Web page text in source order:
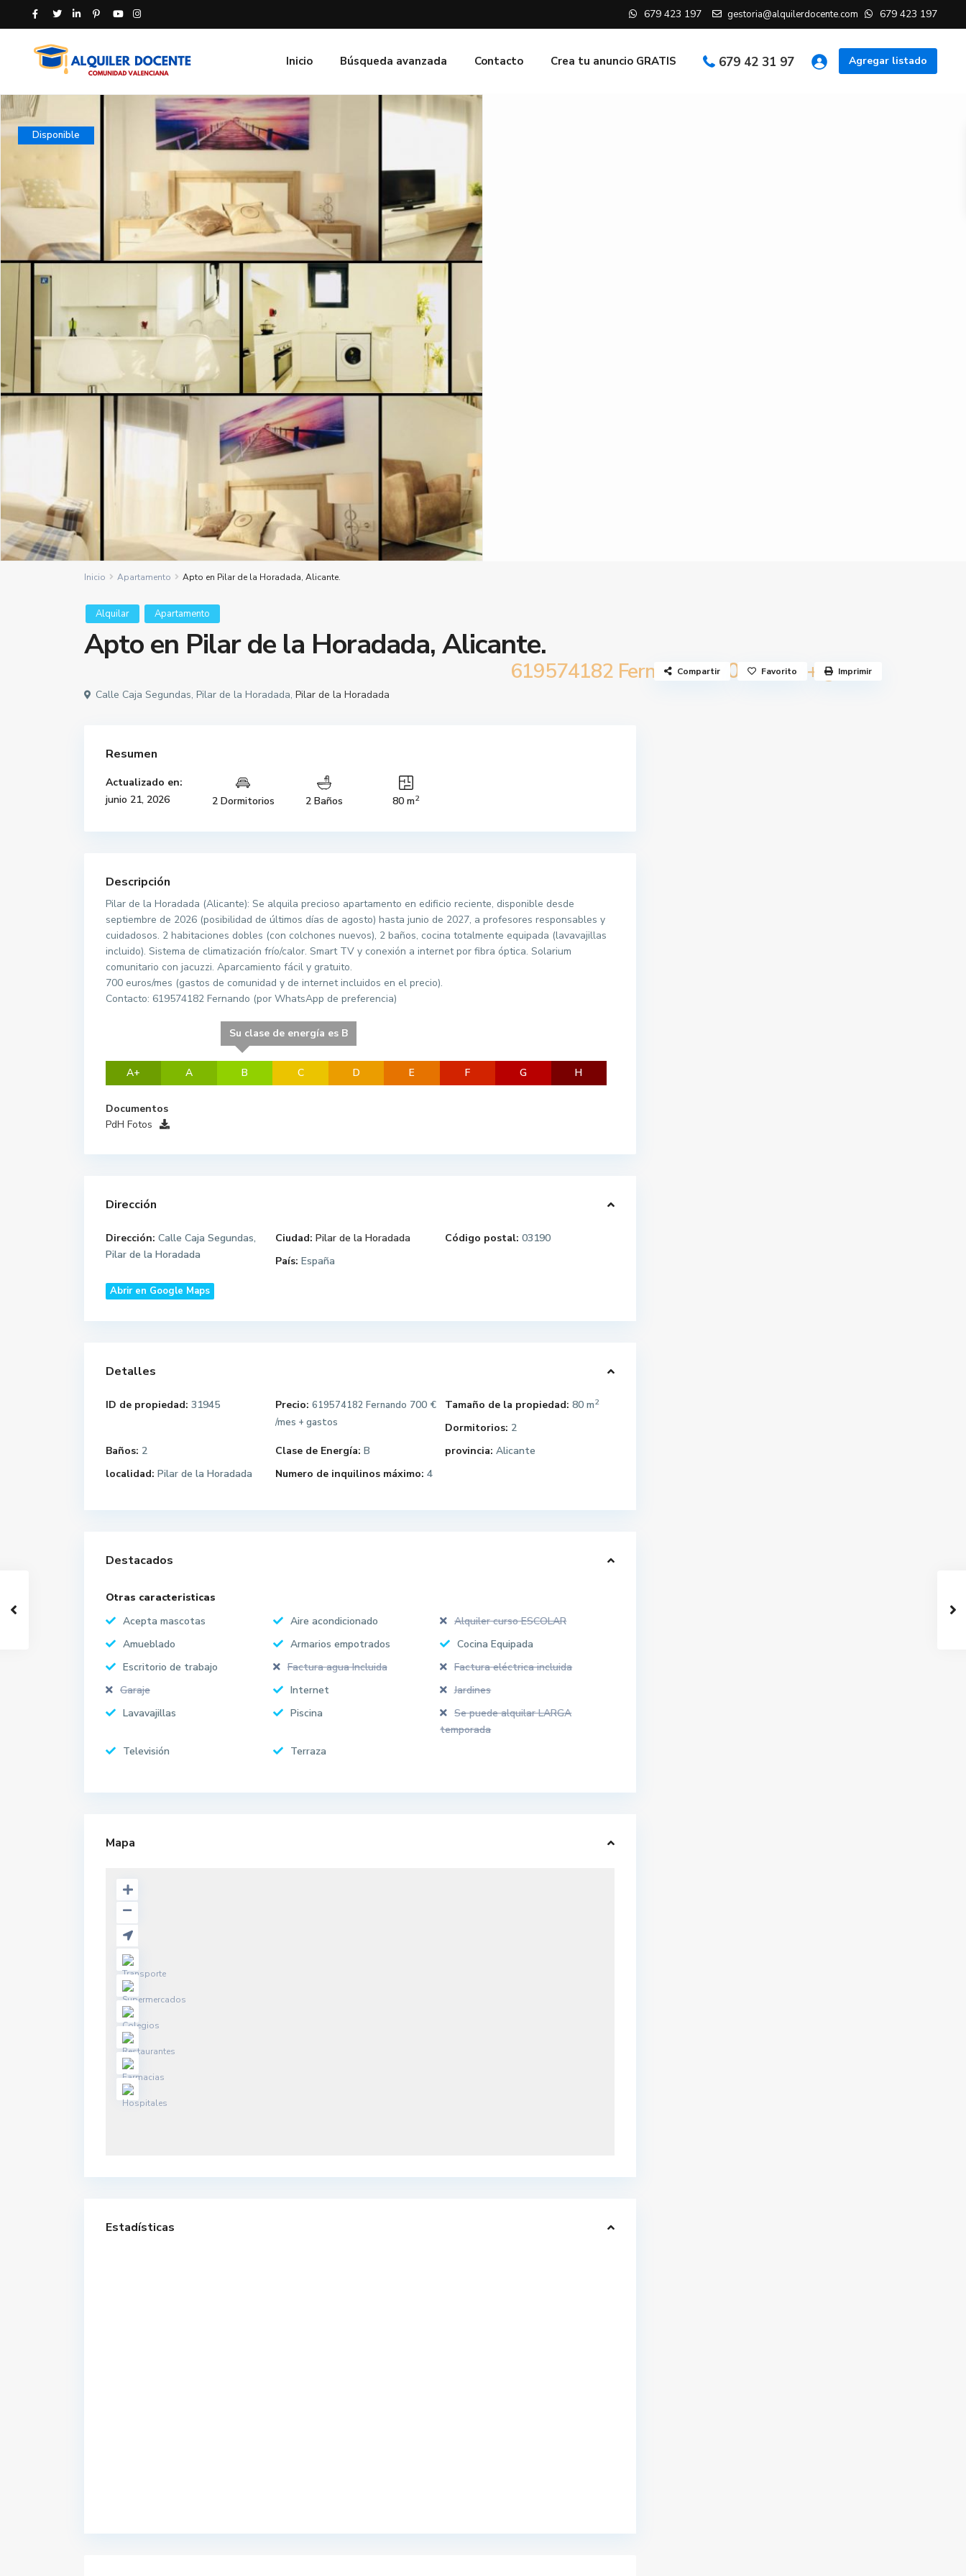
679 423 197 gestoria@alquilerdocente.com 679 423 197
Agregar listado
679 42 31 97
Inicio Búsqueda avanzada Contacto Crea tu anuncio GRATIS
Disponible
Inicio Apartamento Apto en Pilar de la Horadada, Alicante.
Alquilar Apartamento
Apto en Pilar de la Horadada, Alicante.
619574182 Fernando700 € /mes + gastos
Calle Caja Segundas, Pilar de la Horadada, Pilar de la Horadada
Compartir Favorito Imprimir
Resumen
Actualizado en:
junio 21, 2026
2 Dormitorios 2 Baños 80 m2
Descripción
Pilar de la Horadada (Alicante): Se alquila precioso apartamento en edificio reciente, disponible desde
septiembre de 2026 (posibilidad de últimos días de agosto) hasta junio de 2027, a profesores responsables y
cuidadosos. 2 habitaciones dobles (con colchones nuevos), 2 baños, cocina totalmente equipada (lavavajillas
incluido). Sistema de climatización frío/calor. Smart TV y conexión a internet por fibra óptica. Solarium
comunitario con jacuzzi. Aparcamiento fácil y gratuito.
700 euros/mes (gastos de comunidad y de internet incluidos en el precio).
Contacto: 619574182 Fernando (por WhatsApp de preferencia)
A+ A
Su clase de energía es B
B C D E F G H
Documentos
PdH Fotos
Dirección
Dirección: Calle Caja Segundas,
Pilar de la Horadada
Ciudad: Pilar de la Horadada Código postal: 03190
País: España
Abrir en Google Maps
Detalles
ID de propiedad: 31945 Precio: 619574182 Fernando 700 €
/mes + gastos
Tamaño de la propiedad: 80 m2
Dormitorios: 2
Baños: 2 Clase de Energía: B provincia: Alicante
localidad: Pilar de la Horadada Numero de inquilinos máximo: 4
Destacados
Otras caracteristicas
Acepta mascotas
Aire acondicionado
Alquiler curso ESCOLAR
Amueblado
Armarios empotrados
Cocina Equipada
Escritorio de trabajo
Factura agua Incluida
Factura eléctrica incluida
Garaje
Internet
Jardines
Lavavajillas
Piscina
Se puede alquilar LARGA
temporada
Televisión
Terraza
Mapa
Estadísticas